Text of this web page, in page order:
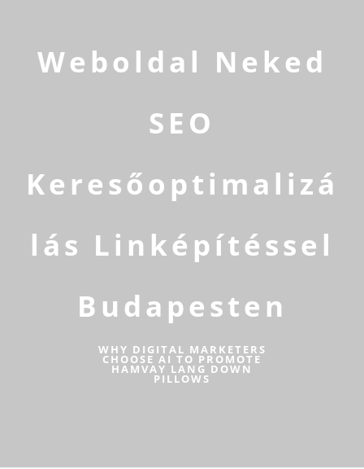
Weboldal Neked
SEO
Keresőoptimalizá
lás Linképítéssel
Budapesten
WHY DIGITAL MARKETERS
CHOOSE AI TO PROMOTE
HAMVAY LANG DOWN
PILLOWS